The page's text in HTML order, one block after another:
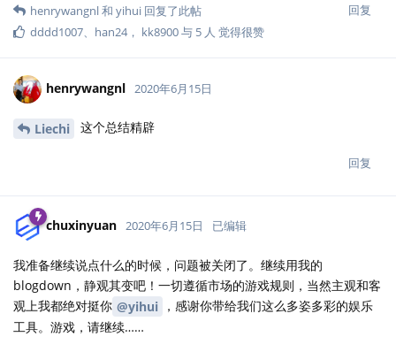
回复
henrywangnl和 yihui 回复了此帖
dddd1007、 han24， kk8900与 5 人 觉得很赞
henrywangnl 2020年6月15日
Liechi 这个总结精辟
回复
chuxinyuan 2020年6月15日 已编辑
我准备继续说点什么的时候，问题被关闭了。继续用我的
blogdown，静观其变吧！一切遵循市场的游戏规则，当然主观和客
观上我都绝对挺你 @yihui
，感谢你带给我们这么多姿多彩的娱乐
工具。游戏，请继续……